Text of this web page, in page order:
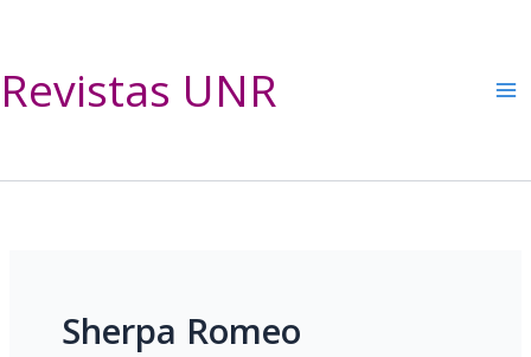
contenido
Revistas UNR
Sherpa Romeo